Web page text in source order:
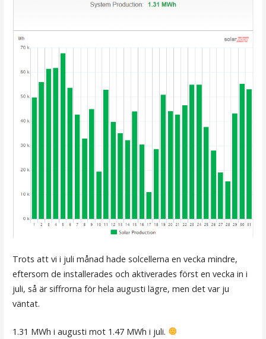
Trots att vi i juli månad hade solcellerna en vecka mindre,
eftersom de installerades och aktiverades först en vecka in i
juli, så är siffrorna för hela augusti lägre, men det var ju
väntat.
1.31 MWh i augusti mot 1.47 MWh i juli.